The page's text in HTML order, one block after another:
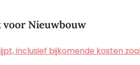
voor Nieuwbouw
inclusief bijkomende kosten